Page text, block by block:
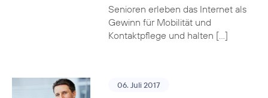
Senioren erleben das Internet als
Gewinn für Mobilität und
Kontaktpflege und halten […]
06. Juli 2017